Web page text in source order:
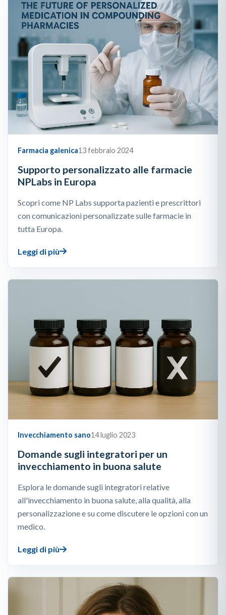
Farmacia galenica13 febbraio 2024
Supporto personalizzato alle farmacie
NPLabs in Europa
Scopri come NP Labs supporta pazienti e prescrittori
con comunicazioni personalizzate sulle farmacie in
tutta Europa.
Leggi di più
Invecchiamento sano14 luglio 2023
Domande sugli integratori per un
invecchiamento in buona salute
Esplora le domande sugli integratori relative
all'invecchiamento in buona salute, alla qualità, alla
personalizzazione e su come discutere le opzioni con un
medico.
Leggi di più